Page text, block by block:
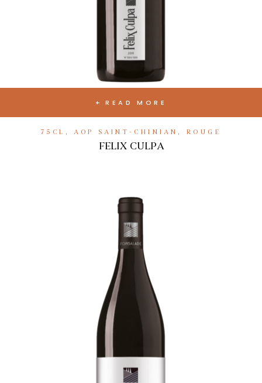
READ MORE
75CL ,AOP SAINT-CHINIAN ,ROUGE
FELIX CULPA